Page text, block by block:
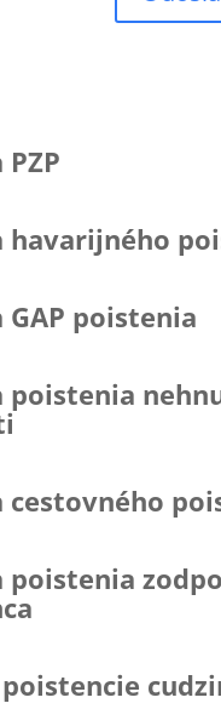
havarijného
poistenia
poistenia
cestovného
poistenia